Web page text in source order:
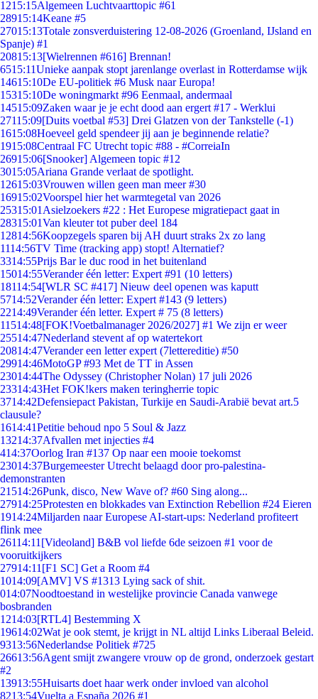
1215:15Algemeen Luchtvaarttopic #61
28915:14Keane #5
27015:13Totale zonsverduistering 12-08-2026 (Groenland, IJsland en
Spanje) #1
20815:13[Wielrennen #616] Brennan!
6515:11Unieke aanpak stopt jarenlange overlast in Rotterdamse wijk
14615:10De EU-politiek #6 Musk naar Europa!
15315:10De woningmarkt #96 Eenmaal, andermaal
14515:09Zaken waar je je echt dood aan ergert #17 - Werklui
27115:09[Duits voetbal #53] Drei Glatzen von der Tankstelle (-1)
1615:08Hoeveel geld spendeer jij aan je beginnende relatie?
1915:08Centraal FC Utrecht topic #88 - #CorreiaIn
26915:06[Snooker] Algemeen topic #12
3015:05Ariana Grande verlaat de spotlight.
12615:03Vrouwen willen geen man meer #30
16915:02Voorspel hier het warmtegetal van 2026
25315:01 Asielzoekers #22 : Het Europese migratiepact gaat in
28315:01Van kleuter tot puber deel 184
12814:56Koopzegels sparen bij AH duurt straks 2x zo lang
1114:56TV Time (tracking app) stopt! Alternatief?
3314:55Prijs Bar le duc rood in het buitenland
15014:55Verander één letter: Expert #91 (10 letters)
18114:54[WLR SC #417] Nieuw deel openen was kaputt
5714:52Verander één letter: Expert #143 (9 letters)
2214:49Verander één letter. Expert # 75 (8 letters)
11514:48[FOK!Voetbalmanager 2026/2027] #1 We zijn er weer
25514:47Nederland stevent af op watertekort
20814:47Verander een letter expert (7lettereditie) #50
29914:46MotoGP #93 Met de TT in Assen
23014:44The Odyssey (Christopher Nolan) 17 juli 2026
23314:43Het FOK!kers maken teringherrie topic
3714:42Defensiepact Pakistan, Turkije en Saudi-Arabië bevat art.5
clausule?
1614:41Petitie behoud npo 5 Soul & Jazz
13214:37Afvallen met injecties #4
414:37Oorlog Iran #137 Op naar een mooie toekomst
23014:37Burgemeester Utrecht belaagd door pro-palestina-
demonstranten
21514:26Punk, disco, New Wave of? #60 Sing along...
27914:25Protesten en blokkades van Extinction Rebellion #24 Eieren
1914:24Miljarden naar Europese AI-start-ups: Nederland profiteert
flink mee
26114:11 [Videoland] B&B vol liefde 6de seizoen #1 voor de
vooruitkijkers
27914:11 [F1 SC] Get a Room #4
1014:09[AMV] VS #1313 Lying sack of shit.
014:07Noodtoestand in westelijke provincie Canada vanwege
bosbranden
1214:03[RTL4] Bestemming X
19614:02Wat je ook stemt, je krijgt in NL altijd Links Liberaal Beleid.
9313:56Nederlandse Politiek #725
26613:56Agent smijt zwangere vrouw op de grond, onderzoek gestart
#2
13913:55Huisarts doet haar werk onder invloed van alcohol
8213:54Vuelta a España 2026 #1